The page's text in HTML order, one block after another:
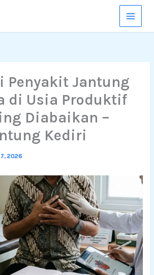
Penyakit Jantung
di Usia Produktif
Diabaikan –
Kediri
7, 2026